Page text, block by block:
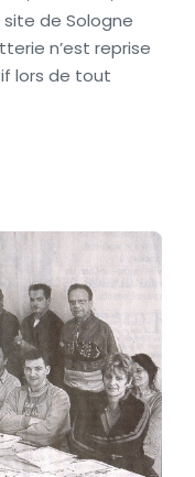
de Sologne
n’est reprise
lors de tout